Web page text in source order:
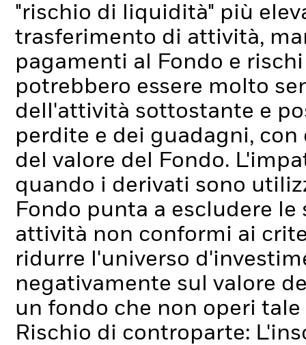
"rischio di liquidità" più
trasferimento di attività,
pagamenti al Fondo e
potrebbero essere molto
dell'attività sottostante e
perdite e dei guadagni,
del valore del Fondo.
quando i derivati sono
Fondo punta a escludere
attività non conformi ai
ridurre l'universo
negativamente sul valore
un fondo che non operi tale
Rischio di controparte: